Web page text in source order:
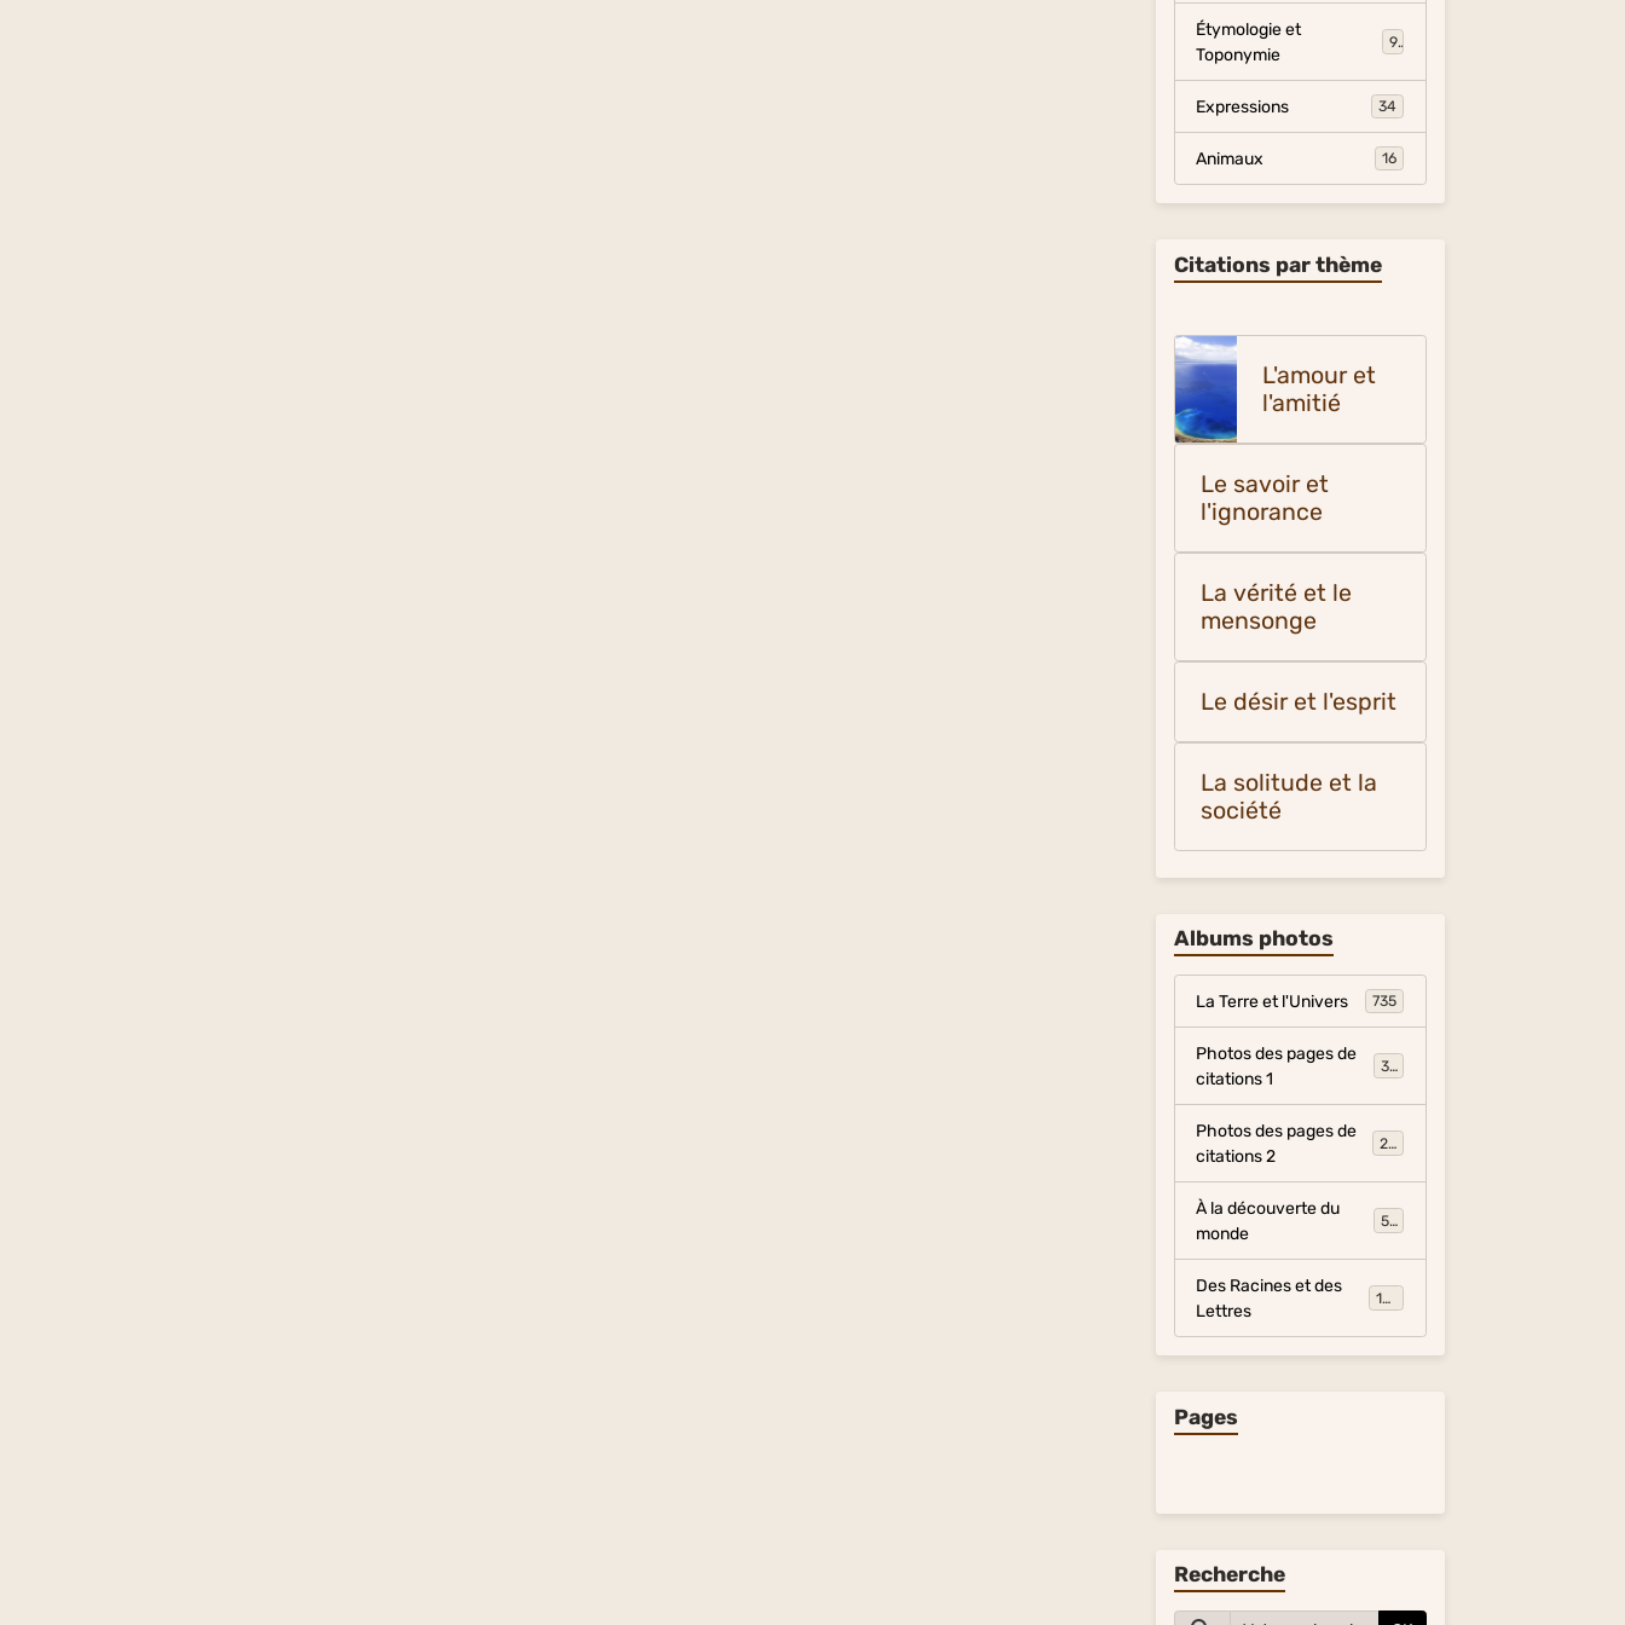
Étymologie et
Toponymie
9
Expressions 34
Animaux 16
Citations par thème
L'amour et
l'amitié
Le savoir et
l'ignorance
La vérité et le
mensonge
Le désir et l'esprit
La solitude et la
société
Albums photos
La Terre et l'Univers 735
Photos des pages de
citations 1
317
Photos des pages de
citations 2
281
À la découverte du
monde
54
Des Racines et des
Lettres
134
Pages
Recherche